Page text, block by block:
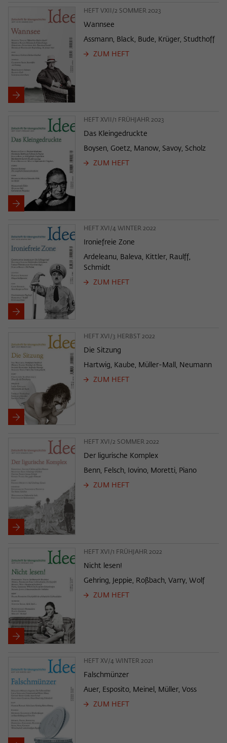
HEFT VXII/2 SOMMER 2023
Wannsee
Assmann, Black, Bude, Krüger, Studthoff
ZUM HEFT
HEFT XVII/1 FRÜHJAHR 2023
Das Kleingedruckte
Boysen, Goetz, Manow, Savoy, Scholz
ZUM HEFT
HEFT XVI/4 WINTER 2022
Ironiefreie Zone
Ardeleanu, Baleva, Kittler, Raulff,
Schmidt
ZUM HEFT
HEFT XVI/3 HERBST 2022
Die Sitzung
Hartwig, Kaube, Müller-Mall, Neumann
ZUM HEFT
HEFT XVI/2 SOMMER 2022
Der ligurische Komplex
Benn, Felsch, Iovino, Moretti, Piano
ZUM HEFT
HEFT XVI/1 FRÜHJAHR 2022
Nicht lesen!
Gehring, Jeppie, Roßbach, Varry, Wolf
ZUM HEFT
HEFT XV/4 WINTER 2021
Falschmünzer
Auer, Esposito, Meinel, Müller, Voss
ZUM HEFT